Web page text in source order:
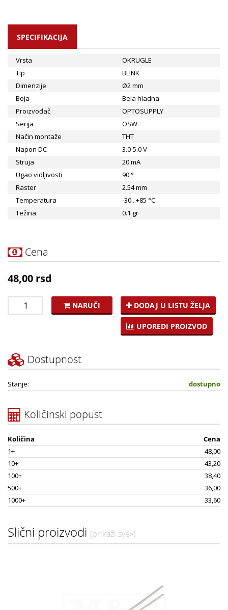
SPECIFIKACIJA
Vrsta
OKRUGLE
Tip
BLINK
Dimenzije
Ø2 mm
Boja
Bela hladna
Proizvođač
OPTOSUPPLY
Serija
OSW
Način montaže
THT
Napon DC
3.0-5.0 V
Struja
20 mA
Ugao vidljivosti
90 °
Raster
2.54 mm
Temperatura
-30...+85 °C
Težina
0.1 gr
Cena
48,00 rsd
NARUČI DODAJ U LISTU ŽELJA
UPOREDI PROIZVOD
Dostupnost
Stanje: dostupno
Količinski popust
Količina
Cena
1+
48,00
10+
43,20
100+
38,40
500+
36,00
1000+
33,60
Slični proizvodi (prikaži sve»)